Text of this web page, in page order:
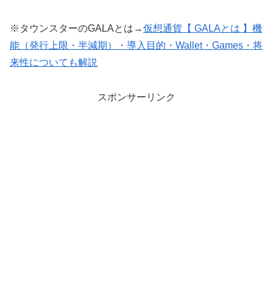
※タウンスターのGALAとは→仮想通貨【 GALAとは 】機
能（発行上限・半減期）・導入目的・Wallet・Games・将
来性についても解説
スポンサーリンク